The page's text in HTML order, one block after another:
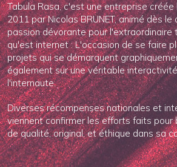
Tabula Rasa, c'est une entreprise créée
2011 par Nicolas BRUNET, animé dès le
passion dévorante pour l'extraordinaire
qu'est internet : L'occasion de se faire
projets qui se démarquent
également sur une véritable
l'internaute.
Diverses récompenses nationales et
viennent confirmer les efforts faits pour
de qualité, original, et éthique dans sa